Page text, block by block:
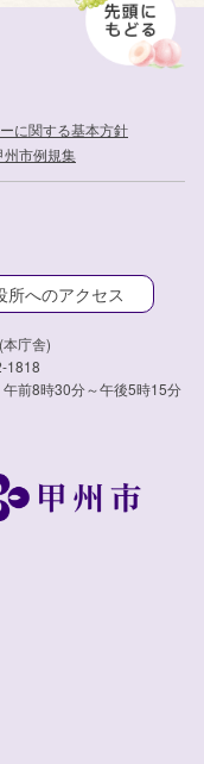
に関する基本方針
州市例規集
所へのアクセス
庁舎)
1818
前8時30分～午後5時15分